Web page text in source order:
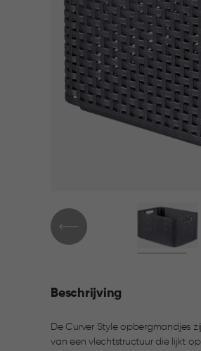
Beschrijving
De Curver Style opbergmandjes
van een vlechtstructuur die lijkt